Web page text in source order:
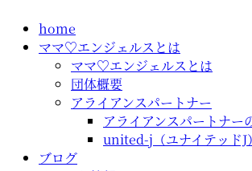
home
ママ♡エンジェルスとは
ママ♡エンジェルスとは
団体概要
アライアンスパートナー
アライアンスパートナー
united-j（ユナイテッドJ）
ブログ